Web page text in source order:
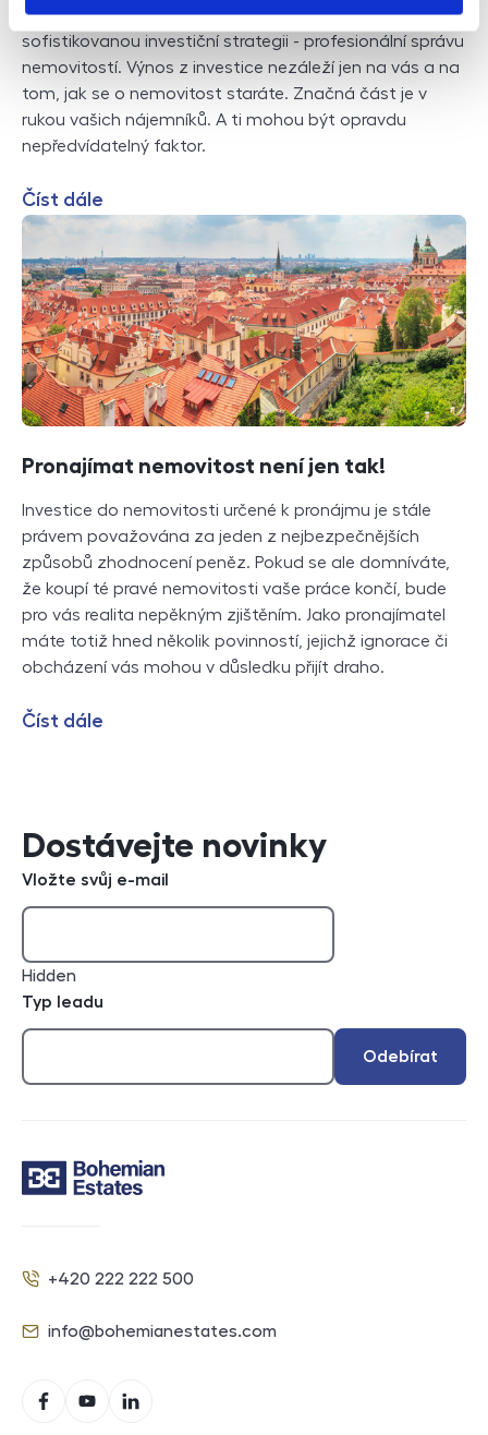
vás můžeme ujistit, že se nejedná o zbožné přání, ale o
sofistikovanou investiční strategii - profesionální správu
nemovitostí. Výnos z investice nezáleží jen na vás a na
tom, jak se o nemovitost staráte. Značná část je v
rukou vašich nájemníků. A ti mohou být opravdu
nepředvídatelný faktor.
Číst dále
Pronajímat nemovitost není jen tak!
Investice do nemovitosti určené k pronájmu je stále
právem považována za jeden z nejbezpečnějších
způsobů zhodnocení peněz. Pokud se ale domníváte,
že koupí té pravé nemovitosti vaše práce končí, bude
pro vás realita nepěkným zjištěním. Jako pronajímatel
máte totiž hned několik povinností, jejichž ignorace či
obcházení vás mohou v důsledku přijít draho.
Číst dále
Dostávejte novinky
Vložte svůj e-mail
Hidden
Typ leadu
Odebírat
Telefon
+420 222 222 500
E-mail
info@bohemianestates.com
FacebookYouTubeLinkedIn